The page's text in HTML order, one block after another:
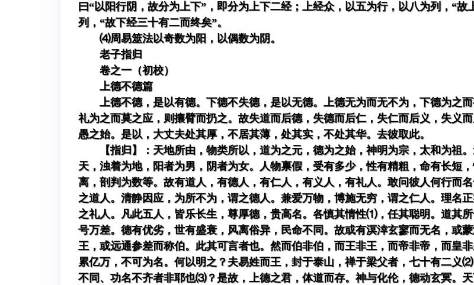
曰“以阳行阴，故分为上下”，即分为上下二经；上经众，以五为行，以八为列，“
列，“故下经三十有二而终矣”。
⑷周易筮法以奇数为阳，以偶数为阴。
老子指归
卷之一（初校）
上德不德篇
上德不德，是以有德。下德不失德，是以无德。上德无为而无不为，下德为之
礼为之而莫之应，则攘臂而扔之。故失道而后德，失德而后仁，失仁而后义，失义
愚之始。是以，大丈夫处其厚，不居其薄，处其实，不处其华。去彼取此。
【指归】：天地所由，物类所以，道为之元，德为之始，神明为宗，太和为祖
天，浊着为地，阳者为男，阴者为女。人物禀假，受有多少，性有精粗，命有长短
离，剖判为数等。故有道人，有德人，有仁人，有义人，有礼人。敢问彼人何行而
之道人。清静因应，为所不为，谓之德人。兼爱万物，博施无穷，谓之仁人。理名
之礼人。凡此五人，皆乐长生，尊厚德，贵高名。各慎其情性⑴，任其聪明。道其
号万差。德有优劣，世有盛衰，风离俗异，民命不同。故或有溟涬玄寥而无名，或
王，或远通参差而称伯。此其可言者也。然而伯非伯，而王非王，而帝非帝，而皇
累亿万，不可为名。何以明之？夫易姓而王，封于泰山，禅于梁父者，七十有二义
不同、功名不齐者非耶也⑶？是故，上德之君，体道而存。神与化伦，德动玄冥。